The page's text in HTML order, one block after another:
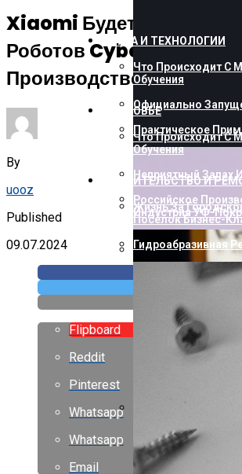
Как Пополнить
НАУКА И ТЕХНОЛОГИИ
Что Происходит С
Обучения
Официально
Практическое
Насколько
Лингвистическое
ЗДОРОВЬЕ
Что Происходит С
Обучения
Неприятный Запах
Российское
Индустрия УФ-
СТРОИТЕЛЬСТВО И
Жизнь За
Посёлок Бизнес-
Гидроабразивная
Xiaomi Будет
Роботов CyberOne В
Производственной
By
uooz
Published
09.07.2024
Flipboard
Reddit
Pinterest
Whatsapp
Whatsapp
Email